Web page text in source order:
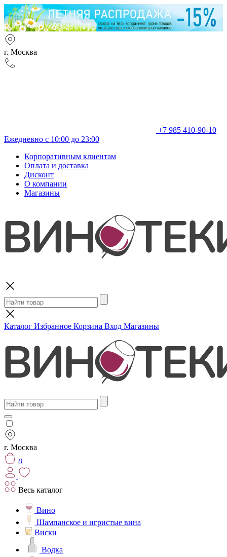
г. Москва
+7 985 410-90-10
Ежедневно с 10:00 до 23:00
Корпоративным клиентам
Оплата и доставка
Дисконт
О компании
Магазины
Каталог Избранное Корзина Вход Магазины
г. Москва
0
Весь каталог
Вино
Шампанское и игристые вина
Виски
Водка